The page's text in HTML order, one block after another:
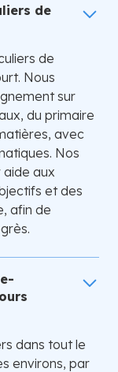
de
de
Nous
sur
du primaire
avec
Nos
aux
et des
afin de
dans tout le
environs, par